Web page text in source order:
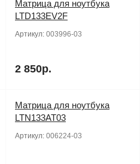
Матрица для ноутбука
LTD133EV2F
Артикул: 003996-03
2 850р.
Матрица для ноутбука
LTN133AT03
Артикул: 006224-03